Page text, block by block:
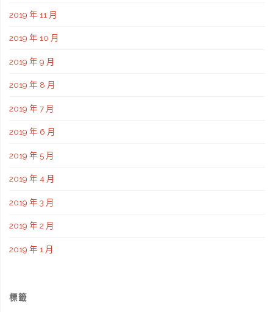
2019 年 11 月
2019 年 10 月
2019 年 9 月
2019 年 8 月
2019 年 7 月
2019 年 6 月
2019 年 5 月
2019 年 4 月
2019 年 3 月
2019 年 2 月
2019 年 1 月
標籤